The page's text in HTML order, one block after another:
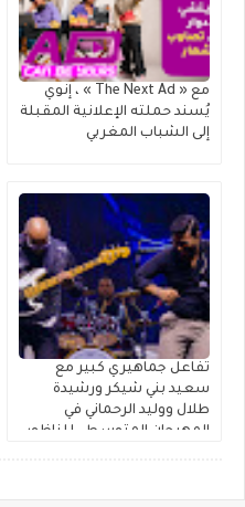
مع « The Next Ad » ، إنوي
يُسند حملته الإعلانية المقبلة
إلى الشباب المغربي
تفاعل جماهيري كبير مع
سعيد بني شيكر ورشيدة
طلال ووليد الرحماني في
المهرجان المتوسطي للناظور